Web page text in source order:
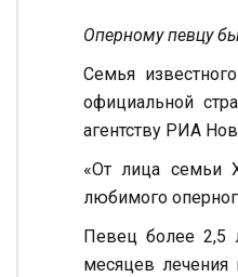
Оперному певцу
Семья
официальной
агентству РИА
«От лица семьи
любимого
Певец более 2,5
месяцев лечения